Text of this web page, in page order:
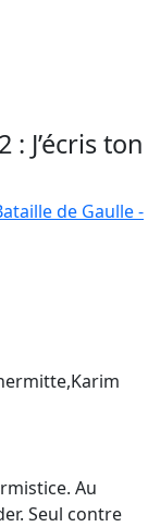
J’écris ton
de Gaulle -
Au
Seul contre